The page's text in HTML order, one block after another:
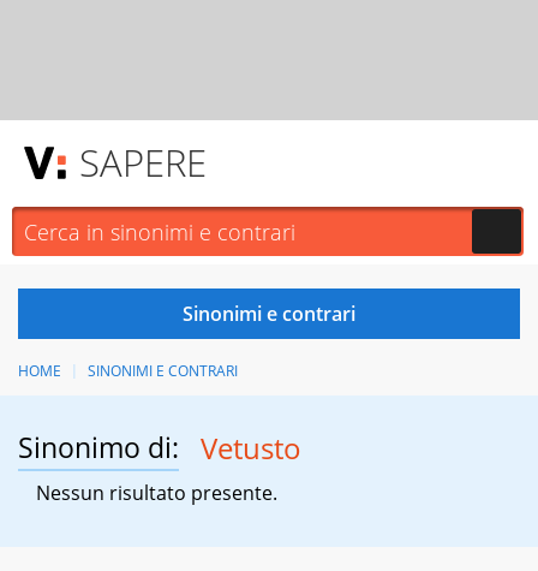
SAPERE
HOME SINONIMI E CONTRARI
Sinonimo di: Vetusto
Nessun risultato presente.